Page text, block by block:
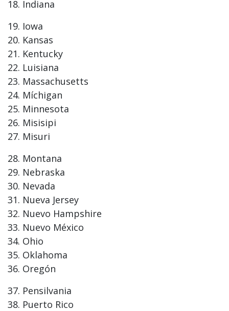
Indiana
Iowa
Kansas
Kentucky
Luisiana
Massachusetts
Míchigan
Minnesota
Misisipi
Misuri
Montana
Nebraska
Nevada
Nueva Jersey
Nuevo Hampshire
Nuevo México
Ohio
Oklahoma
Oregón
Pensilvania
Puerto Rico